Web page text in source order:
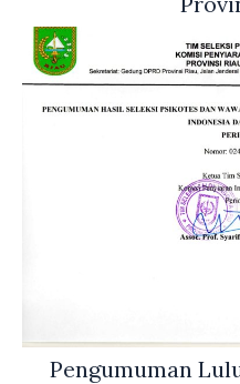
Pengumuman